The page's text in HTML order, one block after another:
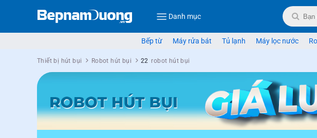
Danh mục
Bếp từ Máy rửa bát Tủ lạnh Máy lọc nước
Thiết bị hút bụi Robot hút bụi 22 robot hút bụi